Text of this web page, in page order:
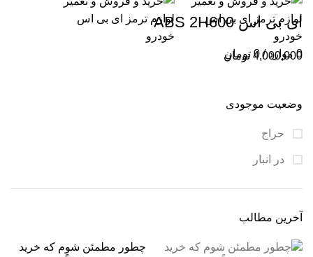
0 موارد /
0 تومان
وضعیت موجودی
حراج
در انبار
آخرین مطالب
چطور مطمئن شوم که خرید
ای بی اس ABS 2H600
4,000,000 تومان